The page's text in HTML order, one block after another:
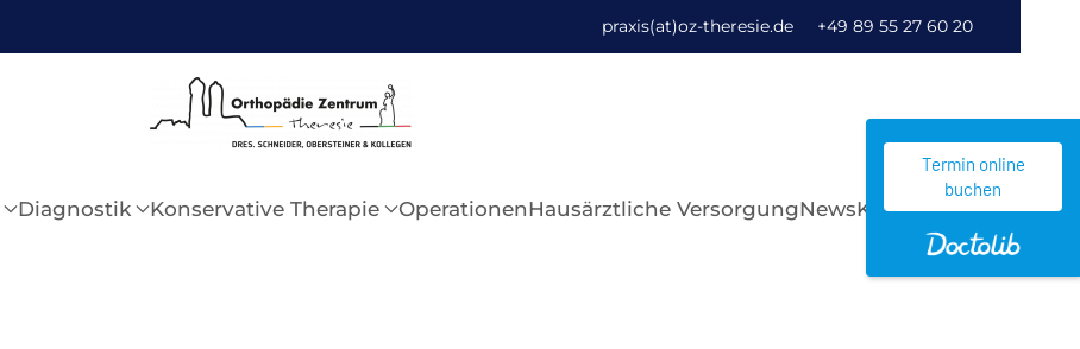
Termin online
buchen
praxis(at)oz-theresie.de +49 89 55 27 60 20
Diagnostik Konservative Therapie OperationenHausärztliche VersorgungNewsKontakt